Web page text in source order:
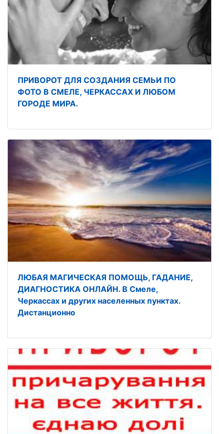
ПРИВОРОТ ДЛЯ СОЗДАНИЯ СЕМЬИ ПО
ФОТО В СМЕЛЕ, ЧЕРКАССАХ И ЛЮБОМ
ГОРОДЕ МИРА.
ЛЮБАЯ МАГИЧЕСКАЯ ПОМОЩЬ, ГАДАНИЕ,
ДИАГНОСТИКА ОНЛАЙН. В Смеле,
Черкассах и других населенных пунктах.
Дистанционно